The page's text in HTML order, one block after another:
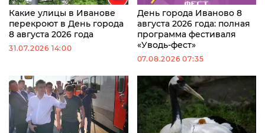
Какие улицы в Иванове
перекроют в День города
8 августа 2026 года
31.07.2026 14:00
День города Иваново 8
августа 2026 года: полная
программа фестиваля
«Уводь-фест»
07.08.2026 07:35